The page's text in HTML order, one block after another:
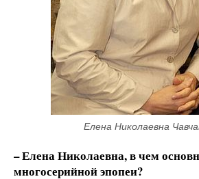
Елена Николаевна
– Елена Николаевна, в чем
многосерийной эпопеи?